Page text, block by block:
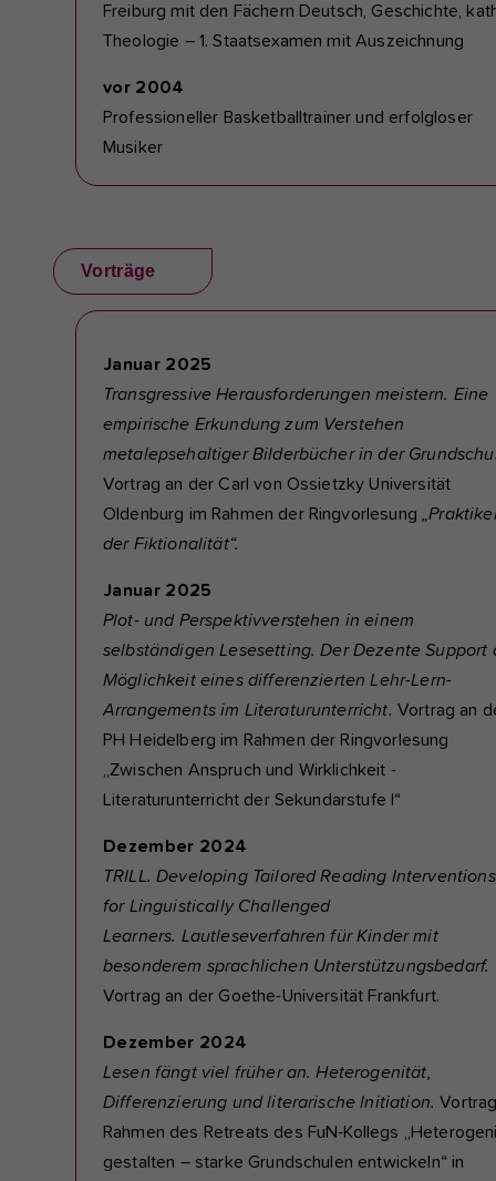
Freiburg mit den Fächern Deutsch, Geschichte,
Theologie – 1. Staatsexamen mit Auszeichnung
vor 2004
Professioneller Basketballtrainer und erfolgloser
Musiker
Vorträge
Januar 2025
Transgressive Herausforderungen meistern. Eine
empirische Erkundung zum Verstehen
metalepsehaltiger Bilderbücher in der
Vortrag an der Carl von Ossietzky Universität
Oldenburg im Rahmen der Ringvorlesung
der Fiktionalität“.
Januar 2025
Plot- und Perspektivverstehen in einem
selbständigen Lesesetting. Der Dezente Support
Möglichkeit eines differenzierten Lehr-Lern-
Arrangements im Literaturunterricht. Vortrag an
PH Heidelberg im Rahmen der Ringvorlesung
„Zwischen Anspruch und Wirklichkeit -
Literaturunterricht der Sekundarstufe I“
Dezember 2024
TRILL. Developing Tailored Reading Interventions
for Linguistically Challenged
Learners. Lautleseverfahren für Kinder mit
besonderem sprachlichen Unterstützungsbedarf.
Vortrag an der Goethe-Universität Frankfurt.
Dezember 2024
Lesen fängt viel früher an. Heterogenität,
Differenzierung und literarische Initiation.
Rahmen des Retreats des FuN-Kollegs
gestalten – starke Grundschulen entwickeln“ in